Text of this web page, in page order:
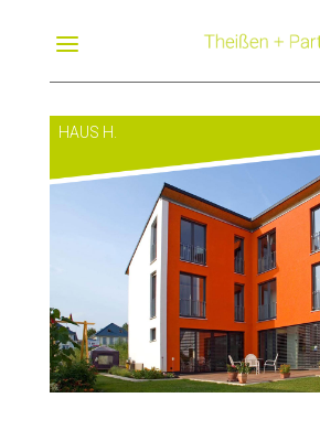
HAUS H.